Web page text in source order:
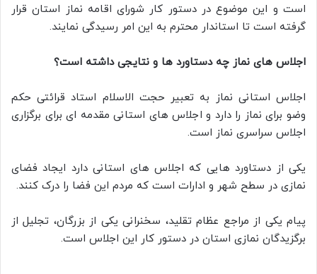
است و این موضوع در دستور کار شورای اقامه نماز استان قرار
گرفته است تا استاندار محترم به این امر رسیدگی نمایند.
اجلاس های نماز چه دستاورد ها و نتایجی داشته است؟
اجلاس استانی نماز به تعبیر حجت الاسلام استاد قرائتی حکم
وضو برای نماز را دارد و اجلاس های استانی مقدمه ای برای برگزاری
اجلاس سراسری نماز است.
یکی از دستاورد هایی که اجلاس های استانی دارد ایجاد فضای
نمازی در سطح شهر و ادارات است که مردم این فضا را درک کنند.
پیام یکی از مراجع عظام تقلید، سخنرانی یکی از بزرگان، تجلیل از
برگزیدگان نمازی استان در دستور کار این اجلاس است.